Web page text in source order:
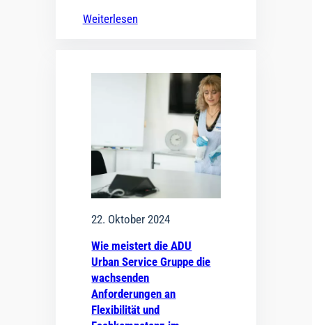
Weiterlesen
22. Oktober 2024
Wie meistert die ADU
Urban Service Gruppe die
wachsenden
Anforderungen an
Flexibilität und